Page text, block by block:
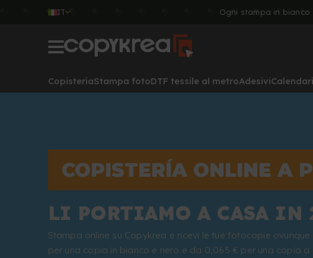
IT Ogni stampa in bianco
CopisteriaStampa fotoDTF tessile al metroAdesiviCalendari
COPISTERÍA ONLINE A
LI PORTIAMO A CASA IN
Stampa online su Copykrea e ricevi le tue fotocopie
per una copia in bianco e nero e da 0,065 € per una copia a